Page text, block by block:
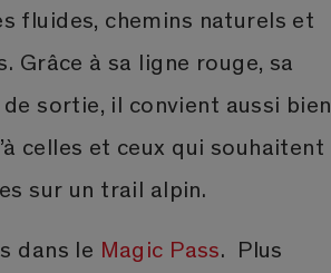
fluides, chemins naturels et
Grâce à sa ligne rouge, sa
sortie, il convient aussi bien
celles et ceux qui souhaitent
sur un trail alpin.
dans le Magic Pass. Plus